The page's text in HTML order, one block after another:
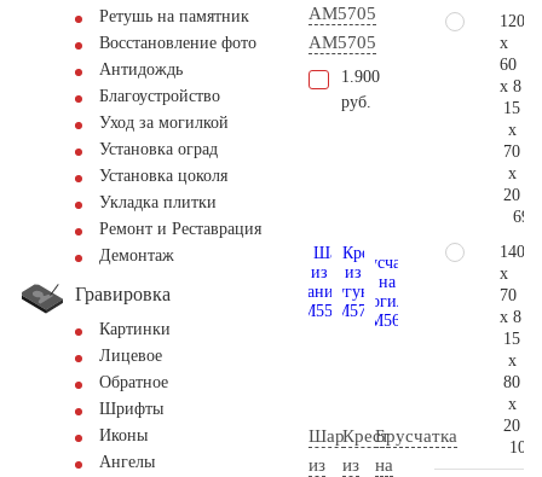
Ретушь на памятник
Восстановление фото
Антидождь
Благоустройство
Уход за могилкой
Установка оград
Установка цоколя
Укладка плитки
Ремонт и Реставрация
Демонтаж
Гравировка
Картинки
Лицевое
Обратное
Шрифты
Иконы
Ангелы
АМ5705
AM5705
1.900
руб.
Шар
из
Крест
из
Брусчатка
на
120
x
60
x 8
15
x
70
x
20
140
x
70
x 8
15
x
80
x
20